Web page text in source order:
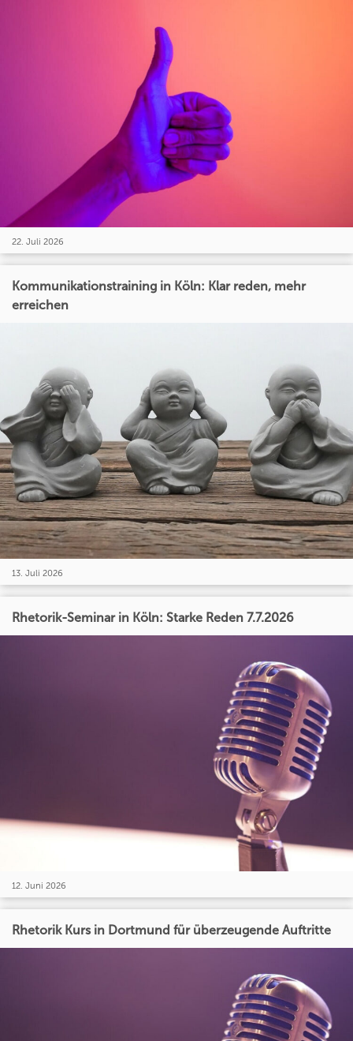
22. Juli 2026
Kommunikationstraining in Köln: Klar reden, mehr
erreichen
13. Juli 2026
Rhetorik-Seminar in Köln: Starke Reden 7.7.2026
12. Juni 2026
Rhetorik Kurs in Dortmund für überzeugende Auftritte